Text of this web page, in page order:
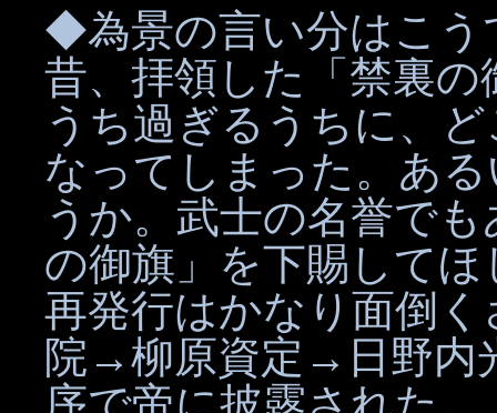
◆為景の言い分はこう
昔、拝領した「禁裏
うち過ぎるうちに、
なってしまった。あ
うか。武士の名誉で
の御旗」を下賜して
再発行はかなり面倒
院→柳原資定→日野内